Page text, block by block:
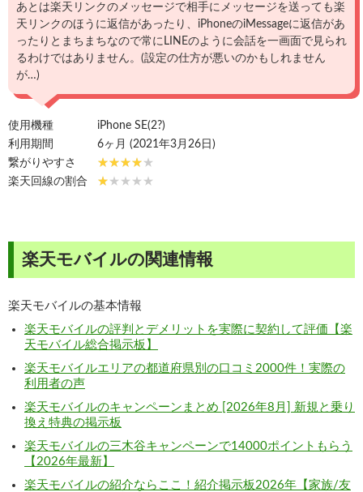
あとは楽天リンクのメッセージで相手にメッセージを送っても楽
天リンクのほうに返信があったり、iPhoneのiMessageに返信があ
ったりとまちまちなので常にLINEのように会話を一画面で見られ
るわけではありません。(設定の仕方が悪いのかもしれません
が…)
使用機種
iPhone SE(2?)
利用期間
6ヶ月 (2021年3月26日)
繋がりやすさ
楽天回線の割合
楽天モバイルの関連情報
楽天モバイルの基本情報
楽天モバイルの評判とデメリットを実際に契約して評価【楽
天モバイル総合掲示板】
楽天モバイルエリアの都道府県別の口コミ2000件！実際の
利用者の声
楽天モバイルのキャンペーンまとめ [2026年8月] 新規と乗り
換え特典の掲示板
楽天モバイルの三木谷キャンペーンで14000ポイントもらう
【2026年最新】
楽天モバイルの紹介ならここ！紹介掲示板2026年【家族/友